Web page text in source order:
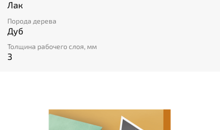
Лак
Порода дерева
Дуб
Толщина рабочего слоя, мм
3